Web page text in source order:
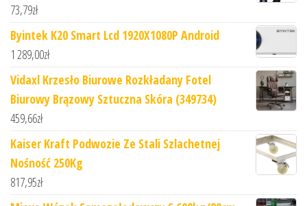
73,79zł
Byintek K20 Smart Lcd 1920X1080P Android
1 289,00zł
Vidaxl Krzesło Biurowe Rozkładany Fotel
Biurowy Brązowy Sztuczna Skóra (349734)
459,66zł
Kaiser Kraft Podwozie Ze Stali Szlachetnej
Nośność 250Kg
817,95zł